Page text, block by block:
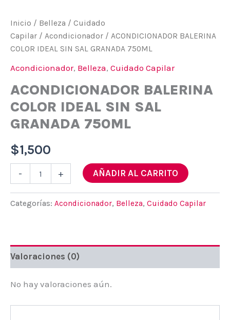
Inicio / Belleza / Cuidado
Capilar / Acondicionador / ACONDICIONADOR BALERINA
COLOR IDEAL SIN SAL GRANADA 750ML
Acondicionador, Belleza, Cuidado Capilar
ACONDICIONADOR BALERINA
COLOR IDEAL SIN SAL
GRANADA 750ML
$1,500
-
BALERINA
SIN
+ AÑADIR AL CARRITO
Categorías: Acondicionador, Belleza, Cuidado Capilar
Valoraciones (0)
No hay valoraciones aún.